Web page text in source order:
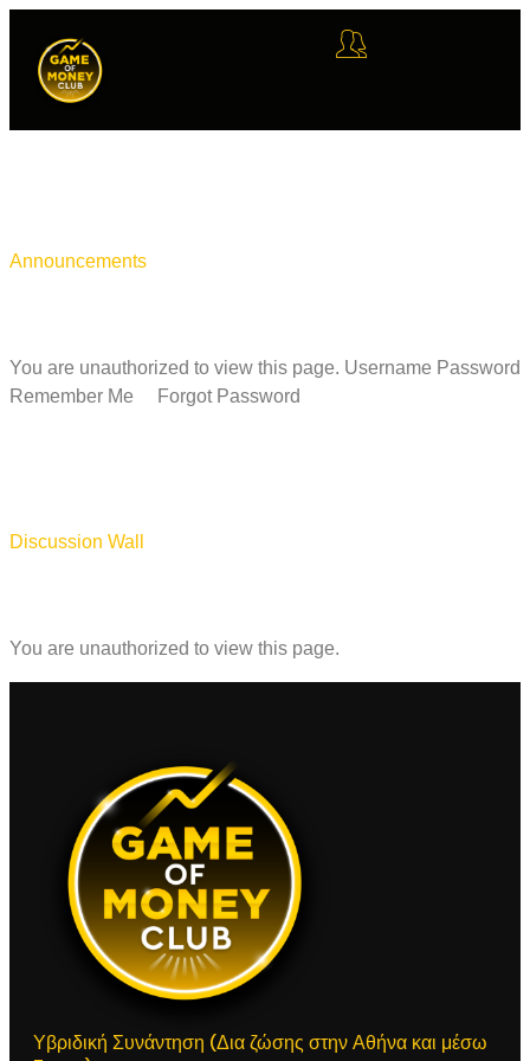
Announcements
You are unauthorized to view this page. Username Password
Remember Me Forgot Password
Discussion Wall
You are unauthorized to view this page.
Υβριδική Συνάντηση (Δια ζώσης στην Αθήνα και μέσω